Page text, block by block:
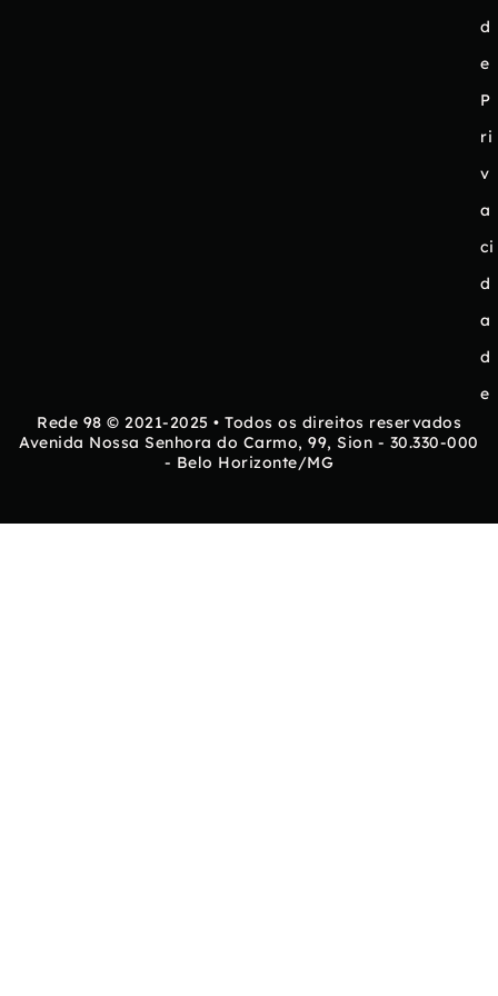
d
e
P
ri
v
a
ci
d
a
d
e
Rede 98 © 2021-2025 • Todos os direitos reservados
Avenida Nossa Senhora do Carmo, 99, Sion - 30.330-000
- Belo Horizonte/MG